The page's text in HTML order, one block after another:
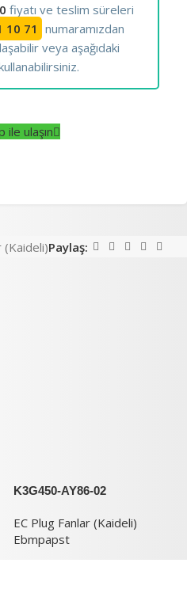
fiyatı ve teslim süreleri
10 71 numaramızdan
veya aşağıdaki
ile ulaşın
(Kaideli)Paylaş:
K3G450-AY86-02
EC Plug Fanlar (Kaideli)
Ebmpapst